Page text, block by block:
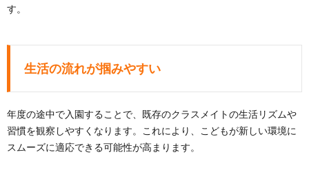
す。
生活の流れが掴みやすい
年度の途中で入園することで、既存のクラスメイトの生活リズムや
習慣を観察しやすくなります。これにより、こどもが新しい環境に
スムーズに適応できる可能性が高まります。